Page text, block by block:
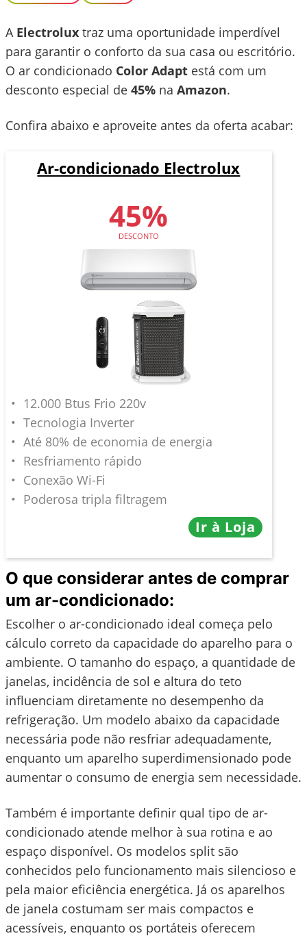
A Electrolux traz uma oportunidade imperdível
para garantir o conforto da sua casa ou escritório.
O ar condicionado Color Adapt está com um
desconto especial de 45% na Amazon.
Confira abaixo e aproveite antes da oferta acabar:
Ar-condicionado Electrolux
45%
DESCONTO
12.000 Btus Frio 220v
Tecnologia Inverter
Até 80% de economia de energia
Resfriamento rápido
Conexão Wi-Fi
Poderosa tripla filtragem
Ir à Loja
O que considerar antes de comprar
um ar-condicionado:
Escolher o ar-condicionado ideal começa pelo
cálculo correto da capacidade do aparelho para o
ambiente. O tamanho do espaço, a quantidade de
janelas, incidência de sol e altura do teto
influenciam diretamente no desempenho da
refrigeração. Um modelo abaixo da capacidade
necessária pode não resfriar adequadamente,
enquanto um aparelho superdimensionado pode
aumentar o consumo de energia sem necessidade.
Também é importante definir qual tipo de ar-
condicionado atende melhor à sua rotina e ao
espaço disponível. Os modelos split são
conhecidos pelo funcionamento mais silencioso e
pela maior eficiência energética. Já os aparelhos
de janela costumam ser mais compactos e
acessíveis, enquanto os portáteis oferecem